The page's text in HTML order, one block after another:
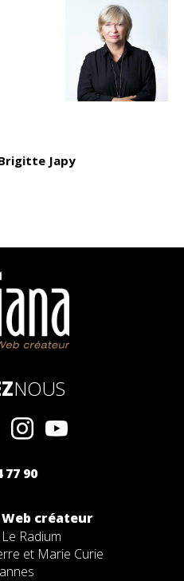
Japy
NOUS
77 90
Web créateur
Radium
et Marie Curie